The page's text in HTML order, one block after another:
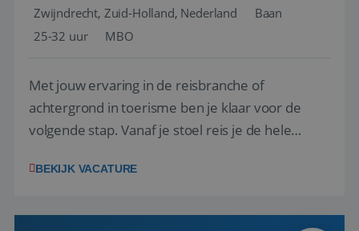
Zwijndrecht, Zuid-Holland, Nederland
Baan
25-32 uur
MBO
Met jouw ervaring in de reisbranche of
achtergrond in toerisme ben je klaar voor de
volgende stap. Vanaf je stoel reis je de hele
wensen van je team, je klant en wat er in de
klanten te overtuigen om die droomreis te
BEKIJK VACATURE